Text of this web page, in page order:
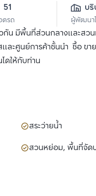
51
ดรถ
บ
(ม
ผู้พัฒนา
น มีพื้นที่ส่วนกลางและสว
ะศูนย์การค้าชั้นนำ ซื้อ ขา
ดให้กับท่าน
สระว่ายน้ำ
สวนหย่อม, พื้นที่จัด